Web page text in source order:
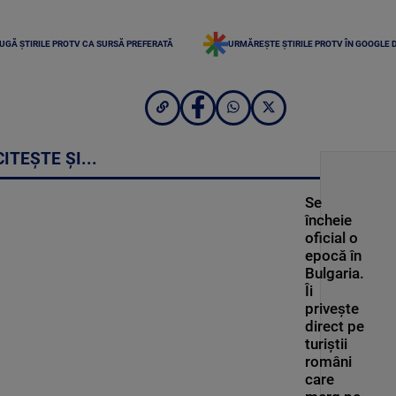
ȘTIRILE PROTV CA SURSĂ PREFERATĂ URMĂREȘTE ȘTIRILE PROTV ÎN GOOGLE
ȘI...
Se
încheie
oficial o
epocă în
Bulgaria.
Îi
privește
direct pe
turiștii
români
care